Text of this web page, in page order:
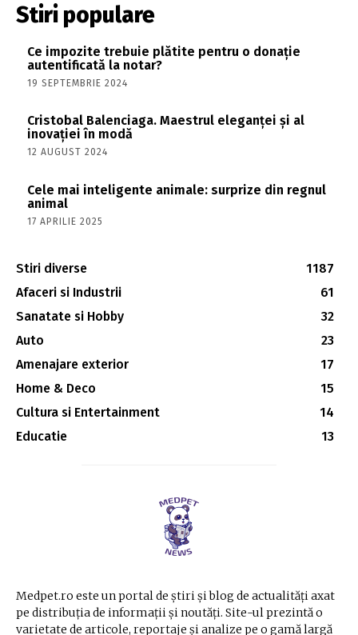
Stiri populare
Ce impozite trebuie plătite pentru o donație
autentificată la notar?
19 SEPTEMBRIE 2024
Cristobal Balenciaga. Maestrul eleganței și al
inovației în modă
12 AUGUST 2024
Cele mai inteligente animale: surprize din regnul
animal
17 APRILIE 2025
Stiri diverse
1187
Afaceri si Industrii
61
Sanatate si Hobby
32
Auto
23
Amenajare exterior
17
Home & Deco
15
Cultura si Entertainment
14
Educatie
13
Medpet.ro este un portal de știri și blog de actualități axat
pe distribuția de informații și noutăți. Site-ul prezintă o
varietate de articole, reportaje și analize pe o gamă largă